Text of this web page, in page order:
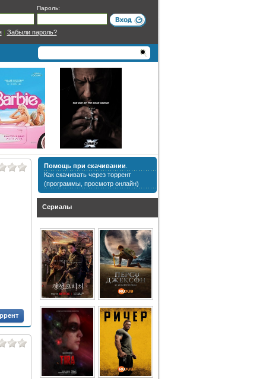
Пароль:
| Забыли пароль?
Помощь при скачивании
Как скачивать через торрент
(программы, просмотр онлайн)
Сериалы